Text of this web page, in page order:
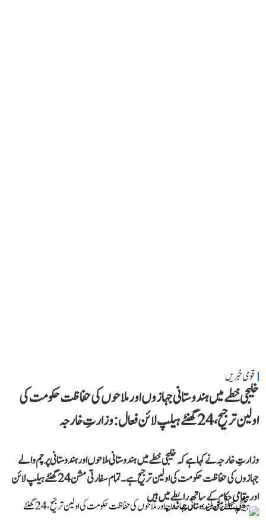
قومی خبریں
خلیجی خطے میں ہندوستانی جہازوں اور ملاحوں کی حفاظت حکومت کی
اولین ترجیح، 24 گھنٹے ہیلپ لائن فعال: وزارتِ خارجہ
وزارتِ خارجہ نے کہا ہے کہ خلیجی خطے میں ہندوستانی ملاحوں اور ہندوستانی پرچم والے
جہازوں کی حفاظت حکومت کی اولین ترجیح ہے۔ تمام سفارتی مشن 24 گھنٹے ہیلپ لائن
اور مقامی حکام کے ساتھ رابطے میں ہیں